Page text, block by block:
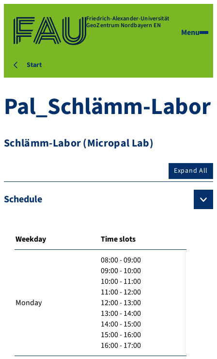
Friedrich-Alexander-Universität
GeoZentrum Nordbayern EN
Menu
Start
Pal_Schlämm-Labor
Schlämm-Labor (Micropal Lab)
Expand All
Schedule
Weekday Time slots
Monday
08:00 - 09:00
09:00 - 10:00
10:00 - 11:00
11:00 - 12:00
12:00 - 13:00
13:00 - 14:00
14:00 - 15:00
15:00 - 16:00
16:00 - 17:00